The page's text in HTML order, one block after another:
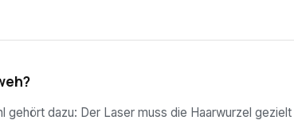
gehört dazu: Der Laser muss die Haarwurzel gezielt